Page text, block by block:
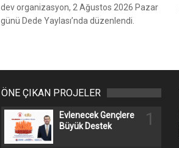
dev organizasyon, 2 Ağustos 2026 Pazar
günü Dede Yaylası’nda düzenlendi.
ÖNE ÇIKAN PROJELER
Evlenecek Gençlere
Büyük Destek
1